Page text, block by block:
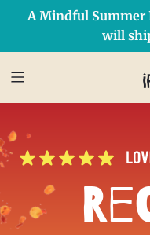
A Mindful Summer
will